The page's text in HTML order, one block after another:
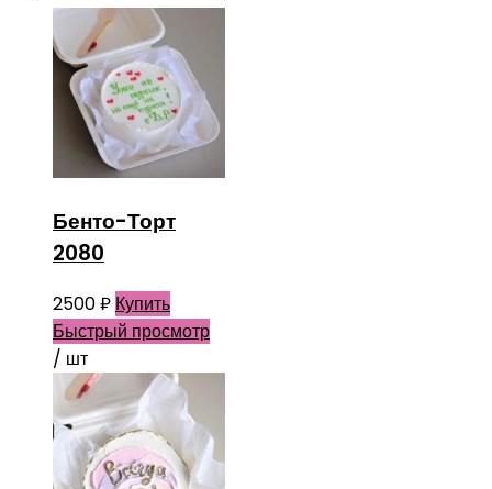
Бенто-Торт
2080
2500₽ Купить
Быстрый просмотр
/ шт